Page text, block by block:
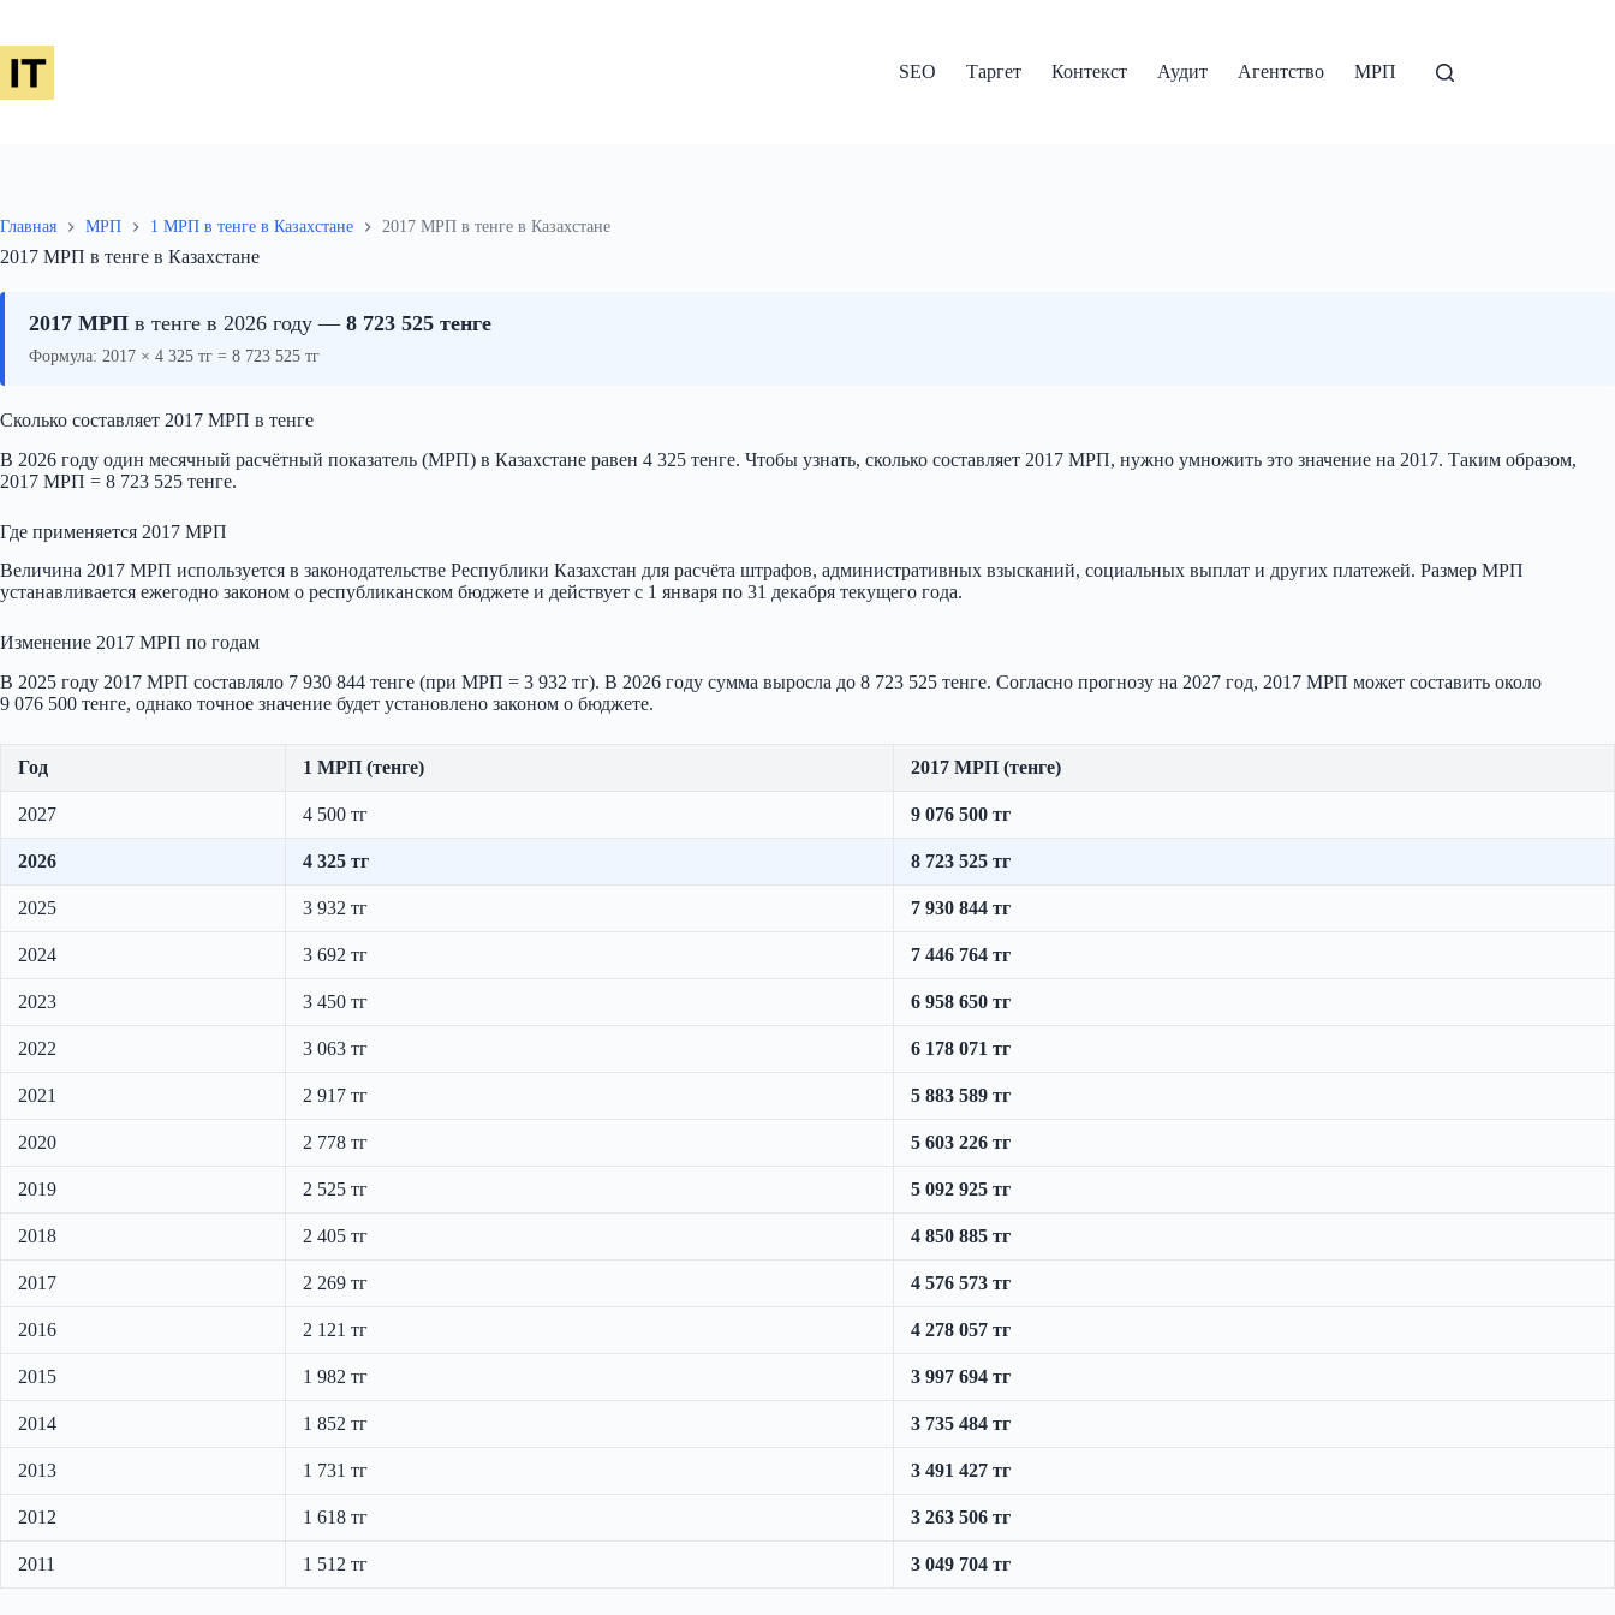
сути
SEO
Таргет Контекст Аудит Агентство МРП
Главная МРП 1 МРП в тенге в Казахстане 2017 МРП в тенге в Казахстане
2017 МРП в тенге в Казахстане
2017 МРП в тенге в 2026 году — 8 723 525 тенге
Формула: 2017 × 4 325 тг = 8 723 525 тг
Сколько составляет 2017 МРП в тенге
В 2026 году один месячный расчётный показатель (МРП) в Казахстане равен 4 325 тенге. Чтобы узнать, сколько составляет 2017 МРП, нужно умножить это значение на 2017. Таким образом,
2017 МРП = 8 723 525 тенге.
Где применяется 2017 МРП
Величина 2017 МРП используется в законодательстве Республики Казахстан для расчёта штрафов, административных взысканий, социальных выплат и других платежей. Размер МРП
устанавливается ежегодно законом о республиканском бюджете и действует с 1 января по 31 декабря текущего года.
Изменение 2017 МРП по годам
В 2025 году 2017 МРП составляло 7 930 844 тенге (при МРП = 3 932 тг). В 2026 году сумма выросла до 8 723 525 тенге. Согласно прогнозу на 2027 год, 2017 МРП может составить около
9 076 500 тенге, однако точное значение будет установлено законом о бюджете.
Год 1 МРП (тенге) 2017 МРП (тенге)
2027 4 500 тг 9 076 500 тг
2026 4 325 тг 8 723 525 тг
2025 3 932 тг 7 930 844 тг
2024 3 692 тг 7 446 764 тг
2023 3 450 тг 6 958 650 тг
2022 3 063 тг 6 178 071 тг
2021 2 917 тг 5 883 589 тг
2020 2 778 тг 5 603 226 тг
2019 2 525 тг 5 092 925 тг
2018 2 405 тг 4 850 885 тг
2017 2 269 тг 4 576 573 тг
2016 2 121 тг 4 278 057 тг
2015 1 982 тг 3 997 694 тг
2014 1 852 тг 3 735 484 тг
2013 1 731 тг 3 491 427 тг
2012 1 618 тг 3 263 506 тг
2011 1 512 тг 3 049 704 тг